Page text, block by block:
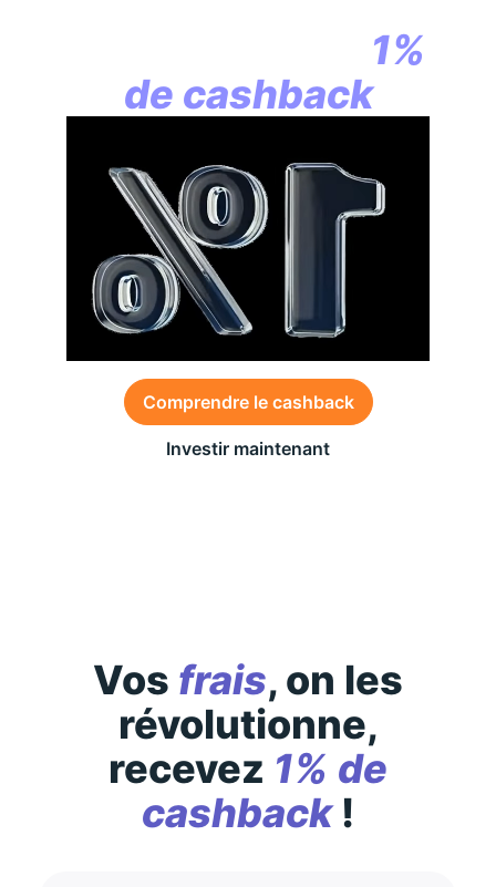
1%
de cashback
Comprendre le cashback
Investir maintenant
Vos frais, on les
révolutionne,
recevez 1% de
cashback!